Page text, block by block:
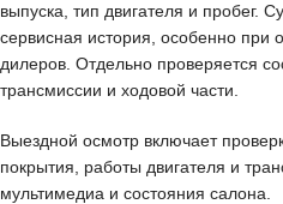
выпуска, тип двигателя и пробег.
сервисная история, особенно
дилеров. Отдельно проверяется
трансмиссии и ходовой части.
Выездной осмотр включает
покрытия, работы двигателя и
мультимедиа и состояния салона.